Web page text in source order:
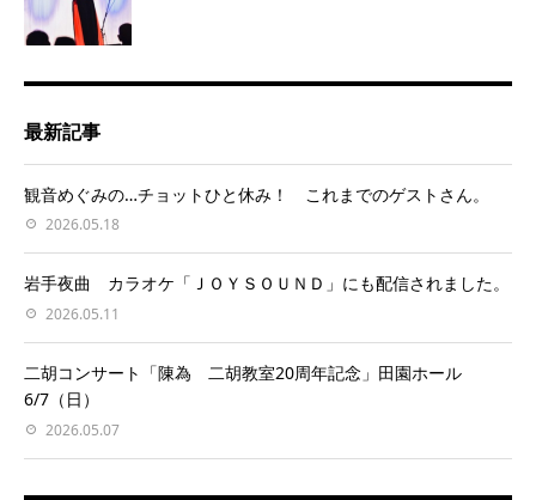
最新記事
観音めぐみの…チョットひと休み！ これまでのゲストさん。
2026.05.18
岩手夜曲 カラオケ「ＪＯＹＳＯＵＮＤ」にも配信されました。
2026.05.11
二胡コンサート「陳為 二胡教室20周年記念」田園ホール
6/7（日）
2026.05.07